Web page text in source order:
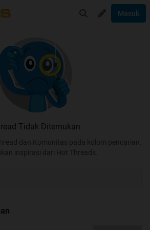
Masuk
Tidak Ditemukan
dan Komunitas pada kolom pencarian.
inspirasi dari Hot Threads.